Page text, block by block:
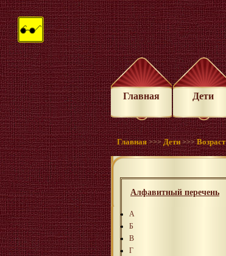
Главная Дети
Главная >>>Дети >>>Возраст
Алфавитный перечень
А
Б
В
Г